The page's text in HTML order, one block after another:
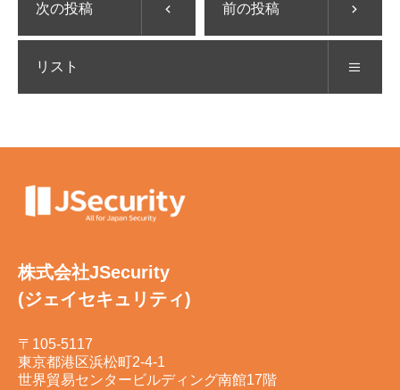
次の投稿 前の投稿
リスト
株式会社JSecurity
(ジェイセキュリティ)
〒105-5117
東京都港区浜松町2-4-1
世界貿易センタービルディング南館17階